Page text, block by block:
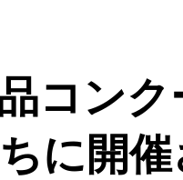
コン
に開